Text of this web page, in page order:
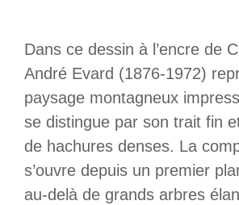
Dans ce dessin à l’encre de
André Evard (1876-1972)
paysage montagneux
se distingue par son trait fin
de hachures denses. La
s’ouvre depuis un premier
au-delà de grands arbres